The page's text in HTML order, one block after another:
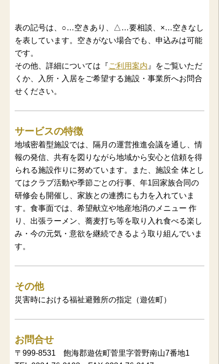
表の記号は、○…空きあり、△…要相談、×…空きなし
を表しています。空きがない場合でも、申込みは可能
です。
その他、詳細については『ご利用案内 』をご覧いただ
くか、入所・入居をご希望する施設・事業所へお問合
せください。
サービスの特徴
地域密着型施設では、隔月の運営推進会議を通し、情
報の発信、共有を図りながら地域から安心と信頼を得
られる施設作りに努めています。また、施設全 体とし
てはクラブ活動や季節ごとの行事、年1回家族合同の
研修会も開催し、家族との連携にも力を入れていま
す。食事面では、希望献立や地産地消のメニュー 作
り、出張ラーメン、蕎麦打ち等を取り入れ食べる楽し
み・今の元気・意欲を継続できるよう取り組んでいま
す。
その他
災害時における福祉避難所の指定（遊佐町）
お問合せ
〒999-8531 飽海郡遊佐町菅里字菅野南山7番地1